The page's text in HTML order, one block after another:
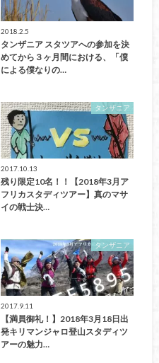
2018.2.5
タンザニア スタツアへの参加を決
めてから３ヶ月間における、「僕
による僕なりの…
タンザニア
2017.10.13
残り限定10名！！【2018年3月ア
フリカスタディツアー】真のマサ
イの戦士決…
タンザニア
2017.9.11
【満員御礼！】2018年3月18日出
発キリマンジャロ登山スタディツ
アーの魅力…